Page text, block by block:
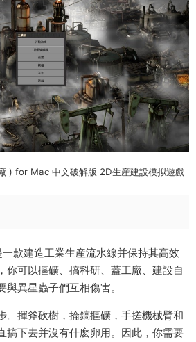
) for Mac 中文破解版 2D生産建設模拟遊戲
一款建造工業生産流水線并保持其高效
你可以摳礦、搞科研、蓋工廠、建設自
異星蟲子們互相傷害。
。揮斧砍樹，掄鎬摳礦，手搓機械臂和
搞下去并沒有什麽卵用。因此，你需要